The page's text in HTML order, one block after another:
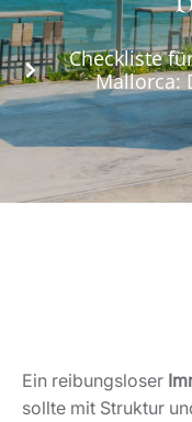
Checkliste
Mallorca:
Ein reibungsloser
sollte mit Struktur